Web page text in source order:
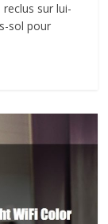
sur lui-
sol pour